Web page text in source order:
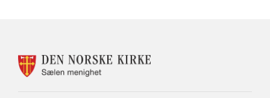
KONTAKTINFORMASJON